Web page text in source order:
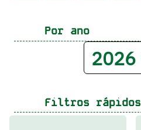
Por ano
Filtros rápidos